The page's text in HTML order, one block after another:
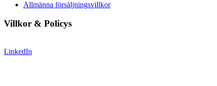
Allmänna försäljningsvillkor
Villkor & Policys
LinkedIn